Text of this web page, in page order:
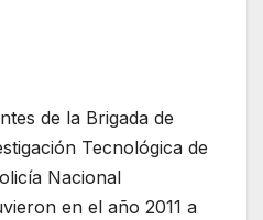
de la Brigada de
Tecnológica de
Nacional
en el año 2011 a